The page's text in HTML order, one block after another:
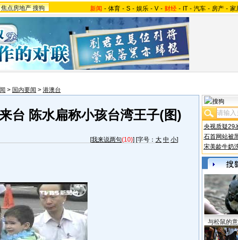
焦点房地产 搜狗 新闻 - 体育 - S - 娱乐 - V - 财经 - IT - 汽车 - 房产 - 家
> 国内要闻 > 港澳台
台 陈水扁称小孩台湾王子(图)
[我来说两句(10)] [字号： 大 中 小]
央视质疑29
石首网站被
宋美龄牛奶
与松鼠的